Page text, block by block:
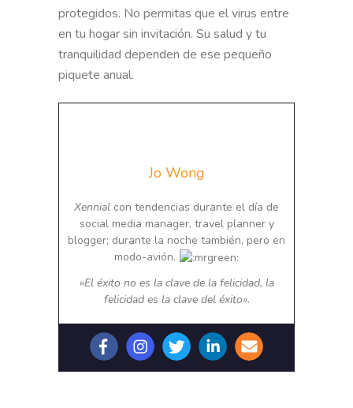
protegidos. No permitas que el virus entre
en tu hogar sin invitación. Su salud y tu
tranquilidad dependen de ese pequeño
piquete anual.
Jo Wong
Xennial con tendencias durante el día de
social media manager, travel planner y
blogger; durante la noche también, pero en
modo-avión.
«El éxito no es la clave de la felicidad, la
felicidad es la clave del éxito».